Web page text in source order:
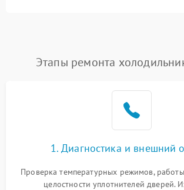
Этапы ремонта
1. Диагностика и внешний
Проверка температурных режимов,
целостности уплотнителей дверей.